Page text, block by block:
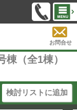
お問合せ
（全1棟）
検討リストに追加